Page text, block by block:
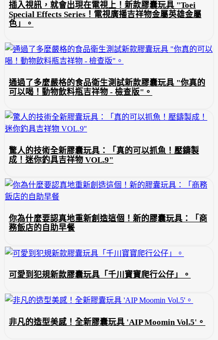
插入視訊，就會出現在電視上！新款膠囊玩具 "Toei
Special Effects Series！電視廣播吉祥物金屬英雄金屬
色」。
通過了多麼嚴格的食品衛生測試新款膠囊玩具 "你真的
可以喝！動物飲料瓶吉祥物 - 檢查版"。
驚人的技術全新膠囊玩具：「真的可以抓魚！壓鑄製
成！迷你釣具吉祥物 VOL.9"
你為什麼要認真地重新創造這個！新的膠囊玩具：「商
務飯店的自助早餐
可愛到犯規新款膠囊玩具「千川寶寶爬行公仔」。
非凡的造型美感！全新膠囊玩具 'AIP Moomin Vol.5'。